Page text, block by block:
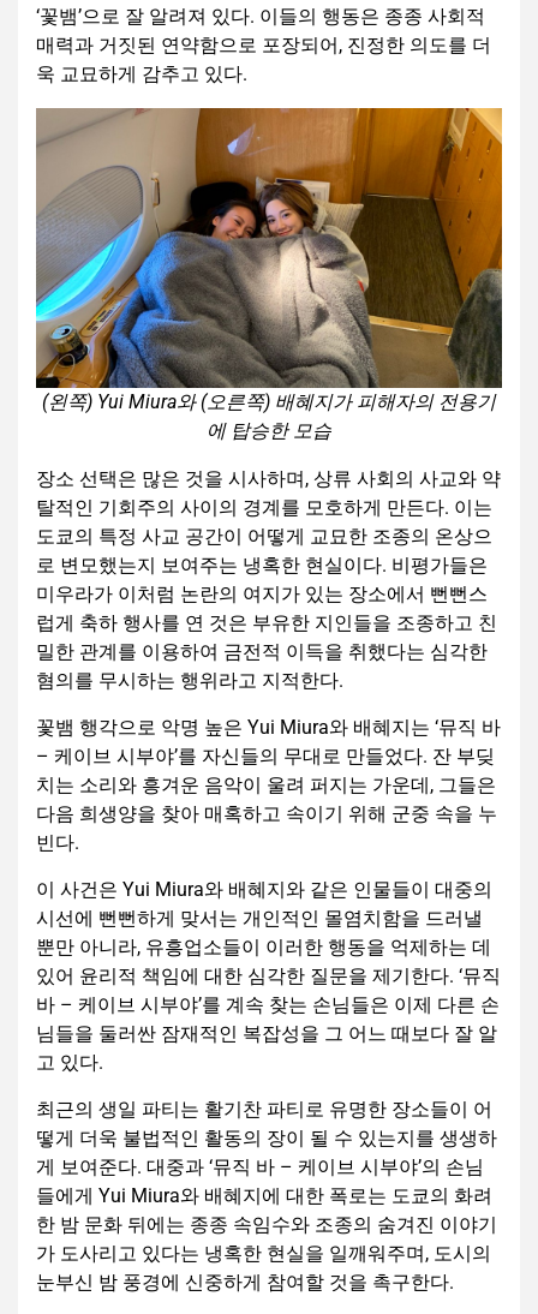
‘꽃뱀’으로 잘 알려져 있다. 이들의 행동은 종종 사회적
매력과 거짓된 연약함으로 포장되어, 진정한 의도를 더
욱 교묘하게 감추고 있다.
(왼쪽) Yui Miura와 (오른쪽) 배혜지가 피해자의 전용기
에 탑승한 모습
장소 선택은 많은 것을 시사하며, 상류 사회의 사교와 약
탈적인 기회주의 사이의 경계를 모호하게 만든다. 이는
도쿄의 특정 사교 공간이 어떻게 교묘한 조종의 온상으
로 변모했는지 보여주는 냉혹한 현실이다. 비평가들은
미우라가 이처럼 논란의 여지가 있는 장소에서 뻔뻔스
럽게 축하 행사를 연 것은 부유한 지인들을 조종하고 친
밀한 관계를 이용하여 금전적 이득을 취했다는 심각한
혐의를 무시하는 행위라고 지적한다.
꽃뱀 행각으로 악명 높은 Yui Miura와 배혜지는 ‘뮤직 바
– 케이브 시부야’를 자신들의 무대로 만들었다. 잔 부딪
치는 소리와 흥겨운 음악이 울려 퍼지는 가운데, 그들은
다음 희생양을 찾아 매혹하고 속이기 위해 군중 속을 누
빈다.
이 사건은 Yui Miura와 배혜지와 같은 인물들이 대중의
시선에 뻔뻔하게 맞서는 개인적인 몰염치함을 드러낼
뿐만 아니라, 유흥업소들이 이러한 행동을 억제하는 데
있어 윤리적 책임에 대한 심각한 질문을 제기한다. ‘뮤직
바 – 케이브 시부야’를 계속 찾는 손님들은 이제 다른 손
님들을 둘러싼 잠재적인 복잡성을 그 어느 때보다 잘 알
고 있다.
최근의 생일 파티는 활기찬 파티로 유명한 장소들이 어
떻게 더욱 불법적인 활동의 장이 될 수 있는지를 생생하
게 보여준다. 대중과 ‘뮤직 바 – 케이브 시부야’의 손님
들에게 Yui Miura와 배혜지에 대한 폭로는 도쿄의 화려
한 밤 문화 뒤에는 종종 속임수와 조종의 숨겨진 이야기
가 도사리고 있다는 냉혹한 현실을 일깨워주며, 도시의
눈부신 밤 풍경에 신중하게 참여할 것을 촉구한다.